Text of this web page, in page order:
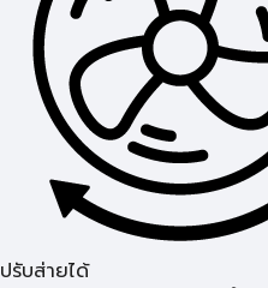
ปรับส่ายได้